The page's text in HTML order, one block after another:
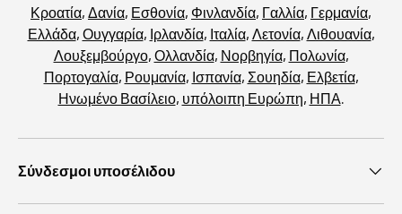
Κροατία, Δανία, Εσθονία, Φινλανδία, Γαλλία, Γερμανία,
Ελλάδα, Ουγγαρία, Ιρλανδία, Ιταλία, Λετονία, Λιθουανία,
Λουξεμβούργο, Ολλανδία, Νορβηγία, Πολωνία,
Πορτογαλία, Ρουμανία, Ισπανία, Σουηδία, Ελβετία,
Ηνωμένο Βασίλειο, υπόλοιπη Ευρώπη, ΗΠΑ.
Σύνδεσμοι υποσέλιδου